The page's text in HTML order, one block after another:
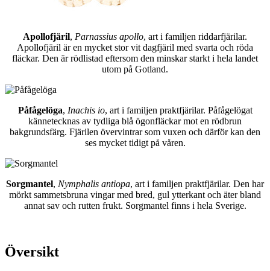
Apollofjäril, Parnassius apollo, art i familjen riddarfjärilar.
Apollofjäril är en mycket stor vit dagfjäril med svarta och röda
fläckar. Den är rödlistad eftersom den minskar starkt i hela landet
utom på Gotland.
Påfågelöga, Inachis io, art i familjen praktfjärilar. Påfågelögat
kännetecknas av tydliga blå ögonfläckar mot en rödbrun
bakgrundsfärg. Fjärilen övervintrar som vuxen och därför kan den
ses mycket tidigt på våren.
Sorgmantel, Nymphalis antiopa, art i familjen praktfjärilar. Den har
mörkt sammetsbruna vingar med bred, gul ytterkant och äter bland
annat sav och rutten frukt. Sorgmantel finns i hela Sverige.
Översikt